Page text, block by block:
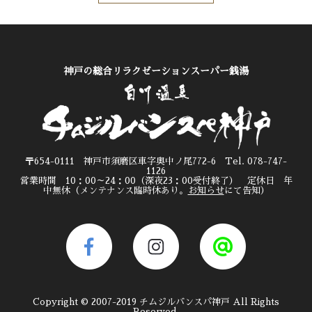
神戸の総合リラクゼーションスーパー銭湯
〒654-0111 神戸市須磨区車字奥中ノ尾772-6 Tel. 078-747-
1126
営業時間 10：00～24：00（深夜23：00受付終了） 定休日 年
中無休（メンテナンス臨時休あり。
お知らせにて告知）
Copyright © 2007-2019 チムジルバンスパ神戸 All Rights